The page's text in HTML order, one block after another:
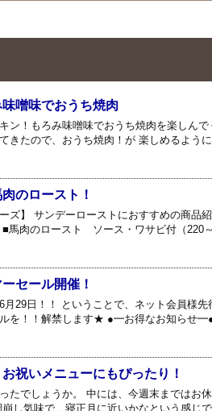
噌味でおうち焼肉
ン！もろみ味噌味でおうち焼肉を楽しん
きたので、おうち焼肉！が 楽しめるよう
のロースト！
ズ】 サンデーローストにおすすめの商品
馬肉のロースト ソース・ワサビ付（220
セール開催！
29日！！ ということで、ネット会員様
を！！解禁します★ ●━お得なお知らせ
祝いメニューにもぴったり！
たでしょうか。 中には、今週末まではお
し気味で…寝正月に近いかなという感じ